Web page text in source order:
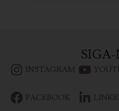
SIGA-
INSTAGRAM
FACEBOOK